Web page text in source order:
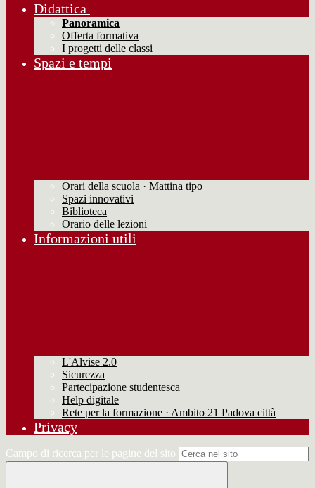
Didattica
Panoramica
Offerta formativa
I progetti delle classi
Spazi e tempi
Orari della scuola · Mattina tipo
Spazi innovativi
Biblioteca
Orario delle lezioni
Informazioni utili
L'Alvise 2.0
Sicurezza
Partecipazione studentesca
Help digitale
Rete per la formazione · Ambito 21 Padova città
Privacy
Campo di ricerca per le pagine del sito